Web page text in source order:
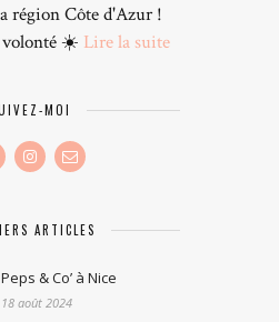
région Côte d'Azur !
volonté ☀️ Lire la suite
MOI
ARTICLES
Peps & Co’ à Nice
18 août 2024